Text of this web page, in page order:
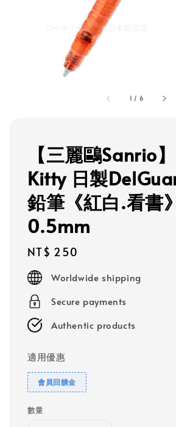
1 / 6
【三麗鷗Sanrio
Kitty 日製
鉛筆《紅白.看書》
0.5mm
Regular
price
NT$ 250
Worldwide shipping
Secure payments
Authentic products
適用優惠
會員回饋金
數量